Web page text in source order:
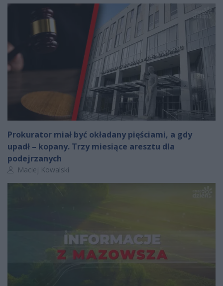
Prokurator miał być okładany pięściami, a gdy
upadł – kopany. Trzy miesiące aresztu dla
podejrzanych
Autor artykułu:
Maciej Kowalski